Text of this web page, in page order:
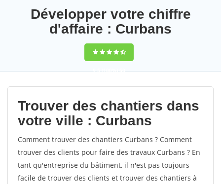
Développer votre chiffre
d'affaire : Curbans
9,5(100%)60
votes
Trouver des chantiers dans
votre ville : Curbans
Comment trouver des chantiers Curbans ? Comment
trouver des clients pour faire des travaux Curbans ? En
tant qu'entreprise du bâtiment, il n'est pas toujours
facile de trouver des clients et trouver des chantiers à